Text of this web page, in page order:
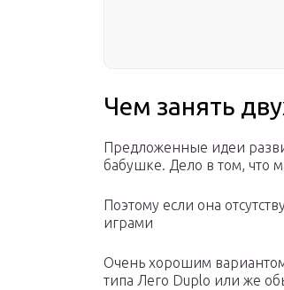
Чем занять
Предложенные идеи
бабушке. Дело в том, что
Поэтому если она
играми
Очень хорошим
типа Лего Duplo или же